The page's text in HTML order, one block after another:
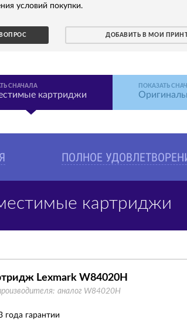
условий покупки.
ДОБАВИТЬ В МОИ
СНАЧАЛА
картриджи
ПОКАЗАТЬ
ПОЛНОЕ
картриджи
Lexmark W84020H
аналог W84020H
года гарантии